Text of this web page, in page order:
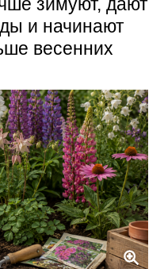
зимуют, дают
и начинают
весенних